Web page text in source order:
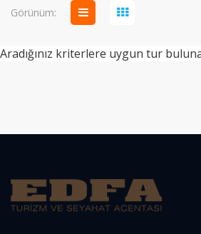
Görünüm:
Aradığınız kriterlere uygun tur